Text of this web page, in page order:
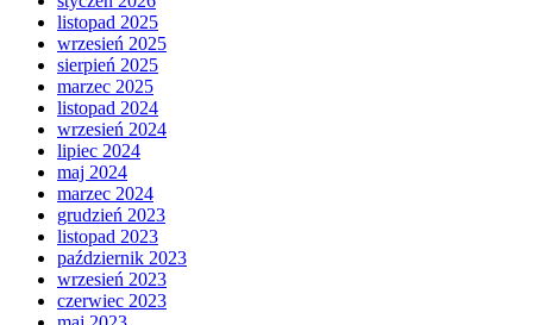
listopad 2025
wrzesień 2025
sierpień 2025
marzec 2025
listopad 2024
wrzesień 2024
lipiec 2024
maj 2024
marzec 2024
grudzień 2023
listopad 2023
październik 2023
wrzesień 2023
czerwiec 2023